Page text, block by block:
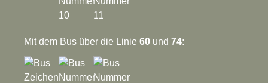
Mit dem Bus über die Linie 60 und 74: